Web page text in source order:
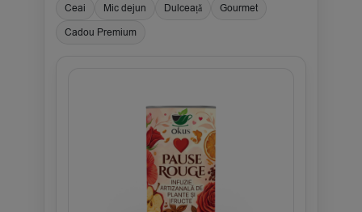
Ceai Mic dejun Dulceață
Gourmet
Cadou Premium